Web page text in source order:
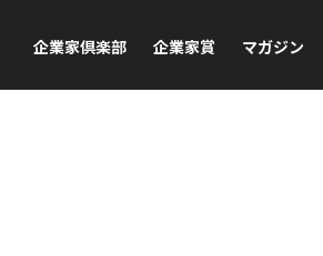
企業家倶楽部 企業家賞 マガジン